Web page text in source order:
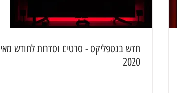
חדש בנטפליקס - סרטים וסדרות לחודש מאי
2020